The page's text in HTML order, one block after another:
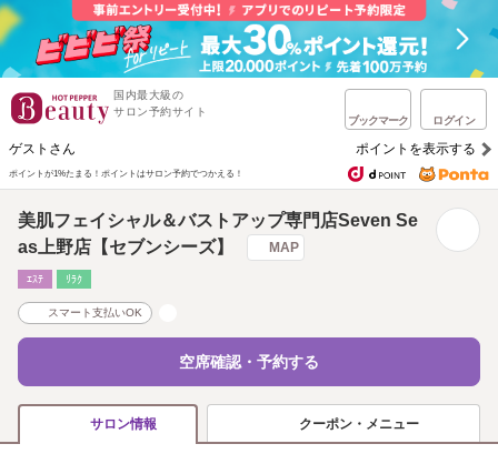
国内最大級の
サロン予約サイト
ブックマーク ログイン
ゲストさん ポイントを表示する
ポイントが1%たまる！ ポイントはサロン予約でつかえる！
美肌フェイシャル＆バストアップ専門店Seven Se
as上野店【セブンシーズ】
MAP
ｴｽﾃ ﾘﾗｸ
スマート支払いOK
空席確認・予約する
サロン情報 クーポン・メニュー